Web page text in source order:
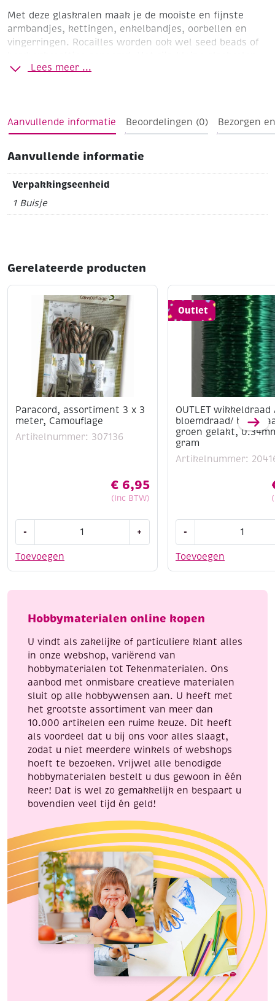
Met deze glaskralen maak je de mooiste en fijnste
armbandjes, kettingen, enkelbandjes, oorbellen en
vingerringen. Rocailles worden ook wel seed beads of
die gebruikt worden voor het ontwerpen van subtiele
Lees meer ...
Aanvullende informatie Beoordelingen (0) Bezorgen
Aanvullende informatie
Verpakkingseenheid
1 Buisje
Gerelateerde producten
Paracord, assortiment 3 x 3
meter, Camouflage
Artikelnummer: 307136
€ 6,95
(Inc BTW)
Toevoegen
-
3
meter,
aantal
+
Outlet
OUTLET wikkeldraad
bloemdraad/
groen gelakt,
gram
Artikelnummer:
Toevoegen
-
/
groen
0.34mm,
gram
Hobbymaterialen online kopen
U vindt als zakelijke of particuliere klant alles
in onze webshop, variërend van
hobbymaterialen tot Tekenmaterialen. Ons
aanbod met onmisbare creatieve materialen
sluit op alle hobbywensen aan. U heeft met
het grootste assortiment van meer dan
10.000 artikelen een ruime keuze. Dit heeft
als voordeel dat u bij ons voor alles slaagt,
zodat u niet meerdere winkels of webshops
hoeft te bezoeken. Vrijwel alle benodigde
hobbymaterialen bestelt u dus gewoon in één
keer! Dat is wel zo gemakkelijk en bespaart u
bovendien veel tijd én geld!